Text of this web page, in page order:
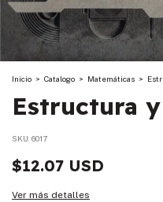
Inicio > Catalogo > Matemáticas >
Estructura
SKU: 6017
$12.07 USD
Ver más detalles